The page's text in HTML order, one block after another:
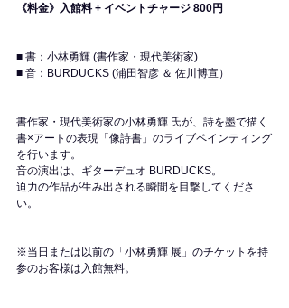
《料金》入館料 + イベントチャージ 800円
■ 書：小林勇輝 (書作家・現代美術家)
​■ 音：BURDUCKS (浦田智彦 ＆ 佐川博宣）
書作家・現代美術家の小林勇輝 氏が、詩を墨で描く
書×アートの表現「像詩書」のライブペインティング
を行います。
音の演出は、ギターデュオ BURDUCKS。
迫力の作品が生み出される瞬間を目撃してくださ
い。
※当日または以前の「小林勇輝 展」のチケットを持
参のお客様は入館無料。